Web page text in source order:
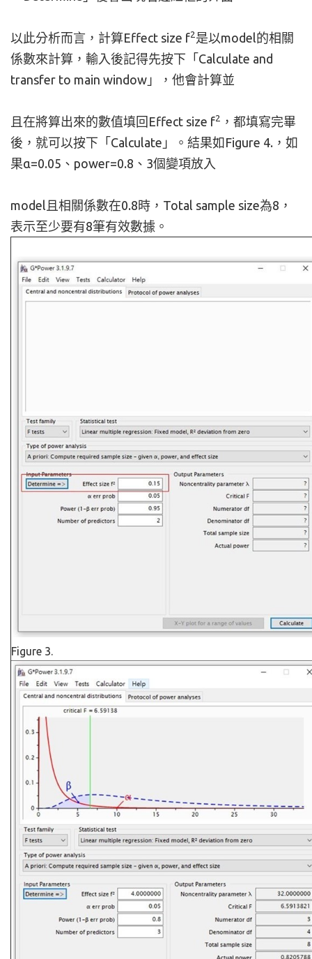
以此分析而言，計算Effect size f2是以model的相關
係數來計算，輸入後記得先按下「Calculate and
transfer to main window」，他會計算並
且在將算出來的數值填回Effect size f2 ，都填寫完畢
後，就可以按下「Calculate」。結果如Figure 4.，如
果α=0.05、power=0.8、3個變項放入
model且相關係數在0.8時，Total sample size為8，
表示至少要有8筆有效數據。
Figure 3.